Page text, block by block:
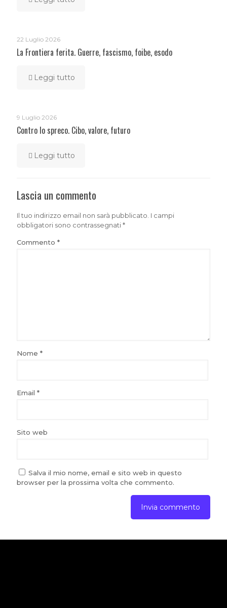
22 Luglio 2026
La Frontiera ferita. Guerre, fascismo, foibe, esodo
Leggi tutto
9 Luglio 2026
Contro lo spreco. Cibo, valore, futuro
Leggi tutto
Lascia un commento
Il tuo indirizzo email non sarà pubblicato. I campi
obbligatori sono contrassegnati*
Commento *
Nome *
Email *
Sito web
Salva il mio nome, email e sito web in questo
browser per la prossima volta che commento.